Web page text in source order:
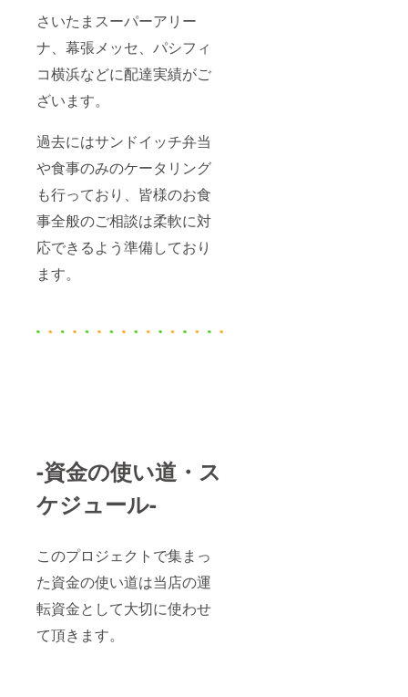
さいたまスーパーアリー
ナ、幕張メッセ、パシフィ
コ横浜などに配達実績がご
ざいます。
過去にはサンドイッチ弁当
や食事のみのケータリング
も行っており、皆様のお食
事全般のご相談は柔軟に対
応できるよう準備しており
ます。
-資金の使い道・ス
ケジュール-
このプロジェクトで集まっ
た資金の使い道は当店の運
転資金として大切に使わせ
て頂きます。